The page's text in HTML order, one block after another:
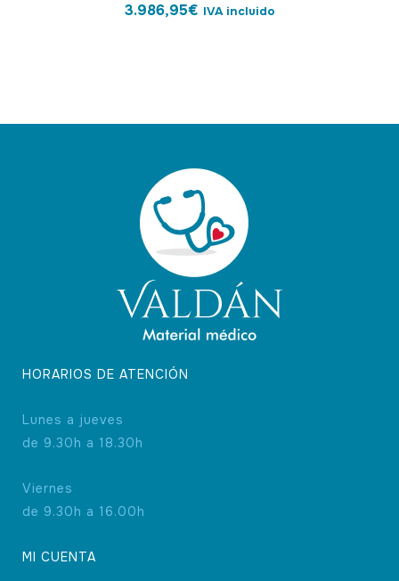
3.986,95€ IVA incluido
HORARIOS DE ATENCIÓN
Lunes a jueves
de 9.30h a 18.30h
Viernes
de 9.30h a 16.00h
MI CUENTA